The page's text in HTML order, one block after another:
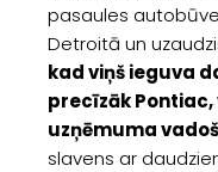
pasaules
Detroitā un
kad viņš ieguva
precīzāk Pontiac,
uzņēmuma
slavens ar